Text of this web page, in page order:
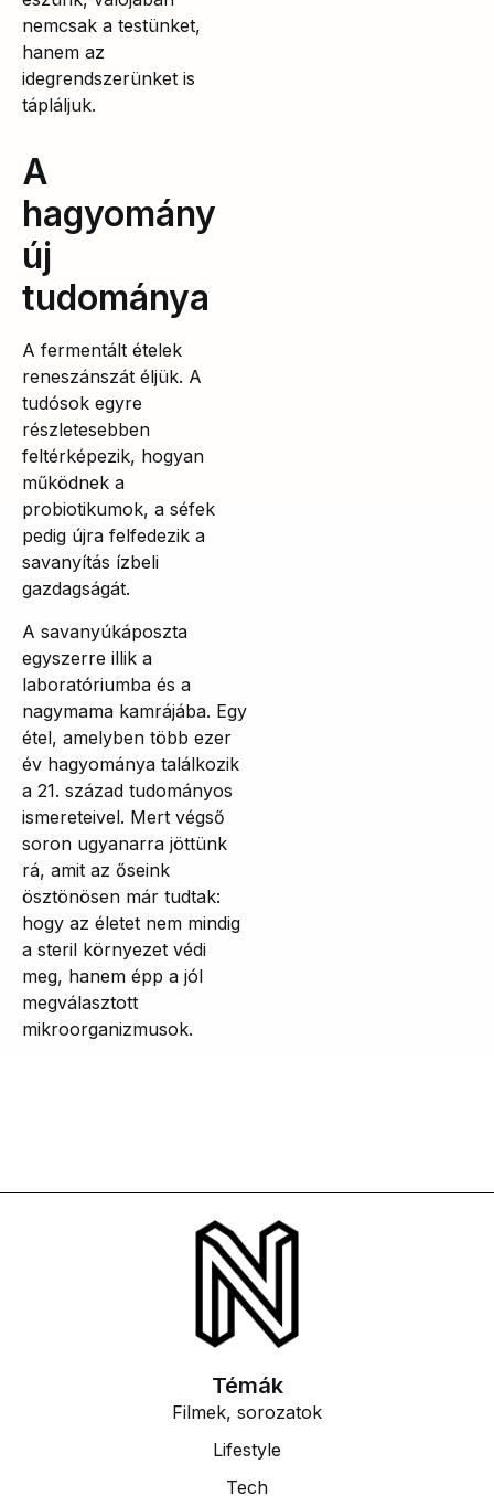
nemcsak a testünket,
hanem az
idegrendszerünket is
tápláljuk.
A
hagyomány
új
tudománya
A fermentált ételek
reneszánszát éljük. A
tudósok egyre
részletesebben
feltérképezik, hogyan
működnek a
probiotikumok, a séfek
pedig újra felfedezik a
savanyítás ízbeli
gazdagságát.
A savanyúkáposzta
egyszerre illik a
laboratóriumba és a
nagymama kamrájába. Egy
étel, amelyben több ezer
év hagyománya találkozik
a 21. század tudományos
ismereteivel. Mert végső
soron ugyanarra jöttünk
rá, amit az őseink
ösztönösen már tudtak:
hogy az életet nem mindig
a steril környezet védi
meg, hanem épp a jól
megválasztott
mikroorganizmusok.
Témák
Filmek, sorozatok
Lifestyle
Tech